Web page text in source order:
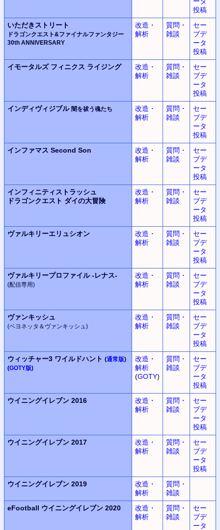
投稿
いただきストリート
ドラゴンクエスト&ファイナルファンタジー
30th ANNIVERSARY
改造・
解析
質問・
雑談
セー
ブデ
ータ
投稿
イモータルズ フィニクス ライジング
改造・
解析
質問・
雑談
セー
ブデ
ータ
投稿
インディヴィジブル 闇を祓う魂たち
改造・
解析
質問・
雑談
セー
ブデ
ータ
投稿
インファマス Second Son
改造・
解析
質問・
雑談
セー
ブデ
ータ
投稿
インフィニティストラッシュ
ドラゴンクエスト ダイの大冒険
改造・
解析
質問・
雑談
セー
ブデ
ータ
投稿
ヴァルキリーエリュシオン
改造・
解析
質問・
雑談
セー
ブデ
ータ
投稿
ヴァルキリープロファイル-レナス-
(配信専用)
改造・
解析
質問・
雑談
セー
ブデ
ータ
投稿
ヴァンキッシュ
(ベヨネッタ＆ヴァンキッシュ)
改造・
解析
質問・
雑談
セー
ブデ
ータ
投稿
ウィッチャー3 ワイルドハント (通常版)
(GOTY版)
改造・
解析
(GOTY)
質問・
雑談
セー
ブデ
ータ
投稿
ウイニングイレブン 2016
改造・
解析
質問・
雑談
セー
ブデ
ータ
投稿
ウイニングイレブン 2017
改造・
解析
質問・
雑談
セー
ブデ
ータ
投稿
ウイニングイレブン 2019
改造・
解析
質問・
雑談
eFootball ウイニングイレブン 2020
改造・
解析
質問・
雑談
セー
ブデ
ータ